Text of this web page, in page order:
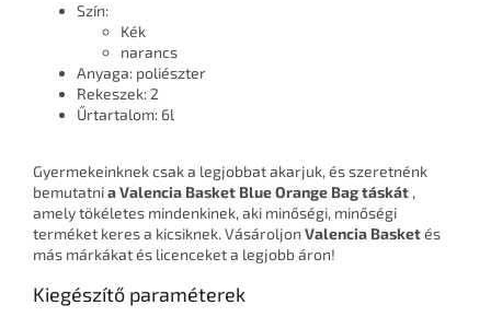
Szín:
Kék
narancs
Anyaga: poliészter
Rekeszek: 2
Űrtartalom: 6l
Gyermekeinknek csak a legjobbat akarjuk, és szeretnénk
bemutatnia Valencia Basket Blue Orange Bag táskát ,
amely tökéletes mindenkinek, aki minőségi, minőségi
terméket keres a kicsiknek. Vásároljon Valencia Basketés
más márkákat és licenceket a legjobb áron!
Kiegészítő paraméterek